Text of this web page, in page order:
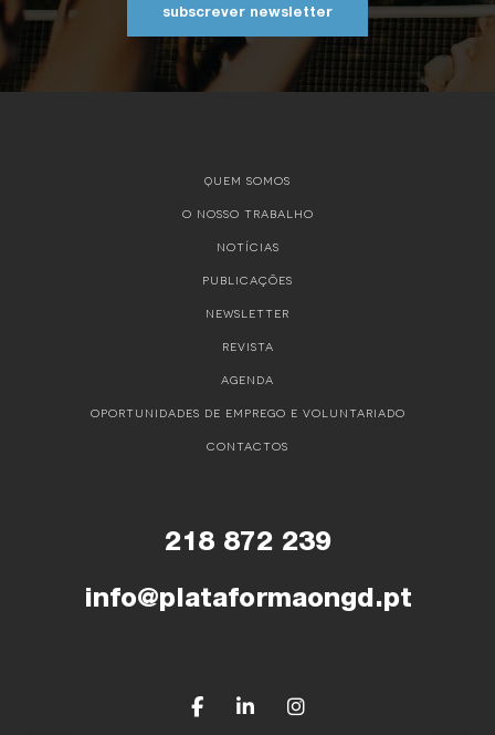
subscrever newsletter
QUEM SOMOS
O NOSSO TRABALHO
NOTÍCIAS
PUBLICAÇÕES
NEWSLETTER
REVISTA
AGENDA
OPORTUNIDADES DE EMPREGO E VOLUNTARIADO
CONTACTOS
218 872 239
info@plataformaongd.pt